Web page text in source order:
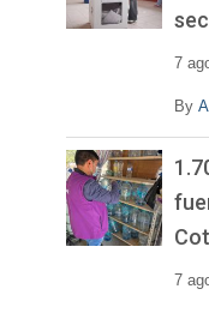
7
By
7